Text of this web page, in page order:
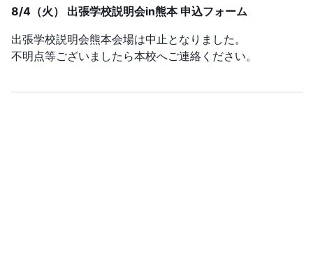
8/4（火） 出張学校説明会in熊本 申込フォーム
出張学校説明会熊本会場は中止となりました。
不明点等ございましたら本校へご連絡ください。